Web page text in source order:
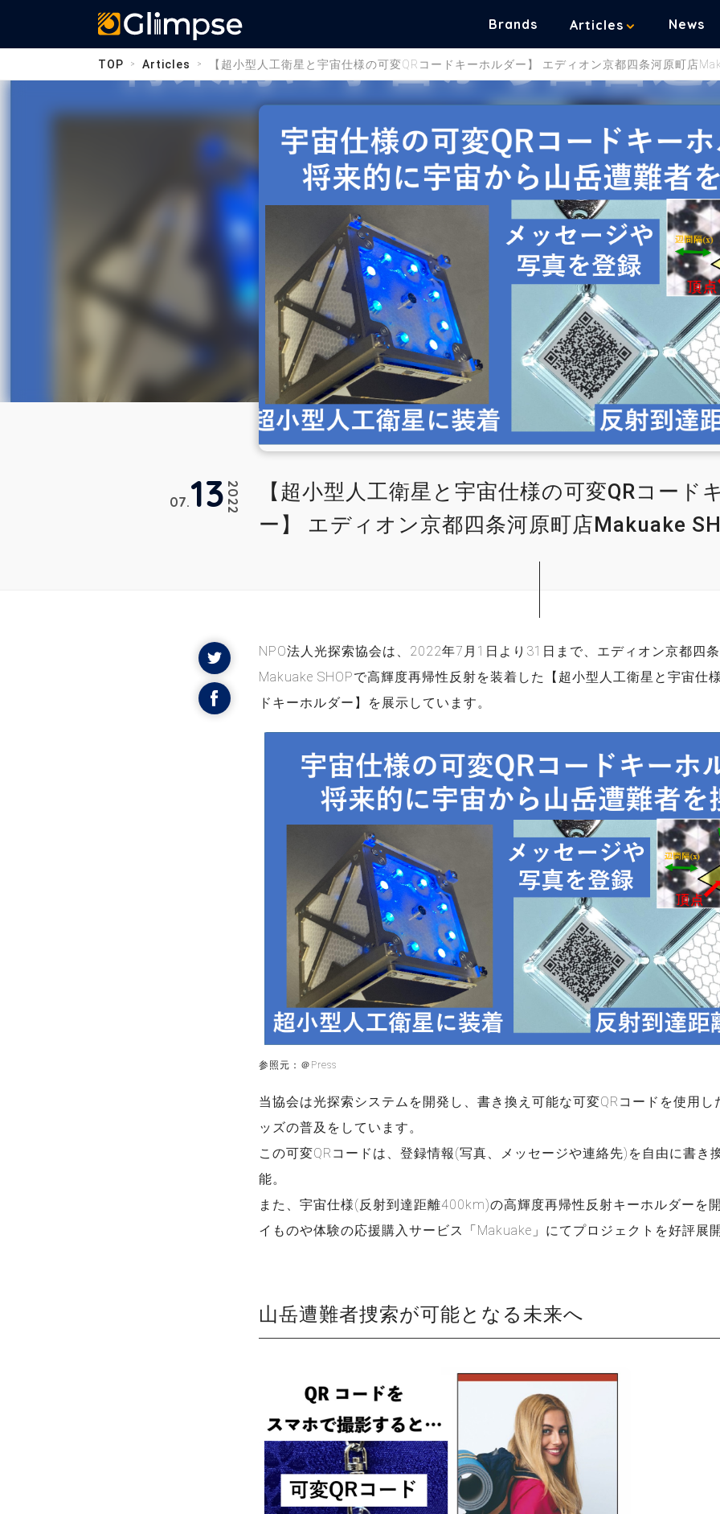
Brands Articles News
TOP Articles 【超小型人工衛星と宇宙仕様の可変QRコードキーホルダー】 エディオン京都四条河原町店
【超小型人工衛星と宇宙仕様の可変QRコード
ー】 エディオン京都四条河原町店Makuake
2022
07 13
NPO法人光探索協会は、2022年7月1日より31日まで、エディオン京都四
Makuake SHOPで高輝度再帰性反射を装着した【超小型人工衛星と宇宙仕
ドキーホルダー】を展示しています。
参照元：＠Press
当協会は光探索システムを開発し、書き換え可能な可変QRコードを使用し
ッズの普及をしています。
この可変QRコードは、登録情報(写真、メッセージや連絡先)を自由に書き
能。
また、宇宙仕様(反射到達距離400km)の高輝度再帰性反射キーホルダーを
イものや体験の応援購入サービス「Makuake」にてプロジェクトを好評展
山岳遭難者捜索が可能となる未来へ